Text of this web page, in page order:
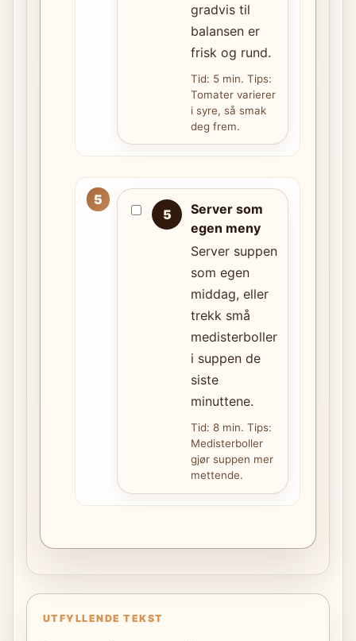
gradvis til
balansen er
frisk og rund.
Tid: 5 min. Tips:
Tomater varierer
i syre, så smak
deg frem.
5
Server som
egen meny
Server suppen
som egen
middag, eller
trekk små
medisterboller
i suppen de
siste
minuttene.
Tid: 8 min. Tips:
Medisterboller
gjør suppen mer
mettende.
UTFYLLENDE TEKST